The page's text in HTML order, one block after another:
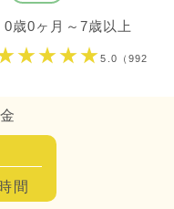
0歳0ヶ月～7歳以上
5.0 （992
間